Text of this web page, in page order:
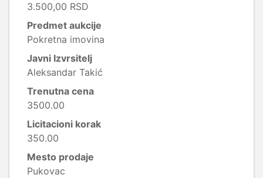
3.500,00 RSD
Predmet aukcije
Pokretna imovina
Javni Izvrsitelj
Aleksandar Takić
Trenutna cena
3500.00
Licitacioni korak
350.00
Mesto prodaje
Pukovac